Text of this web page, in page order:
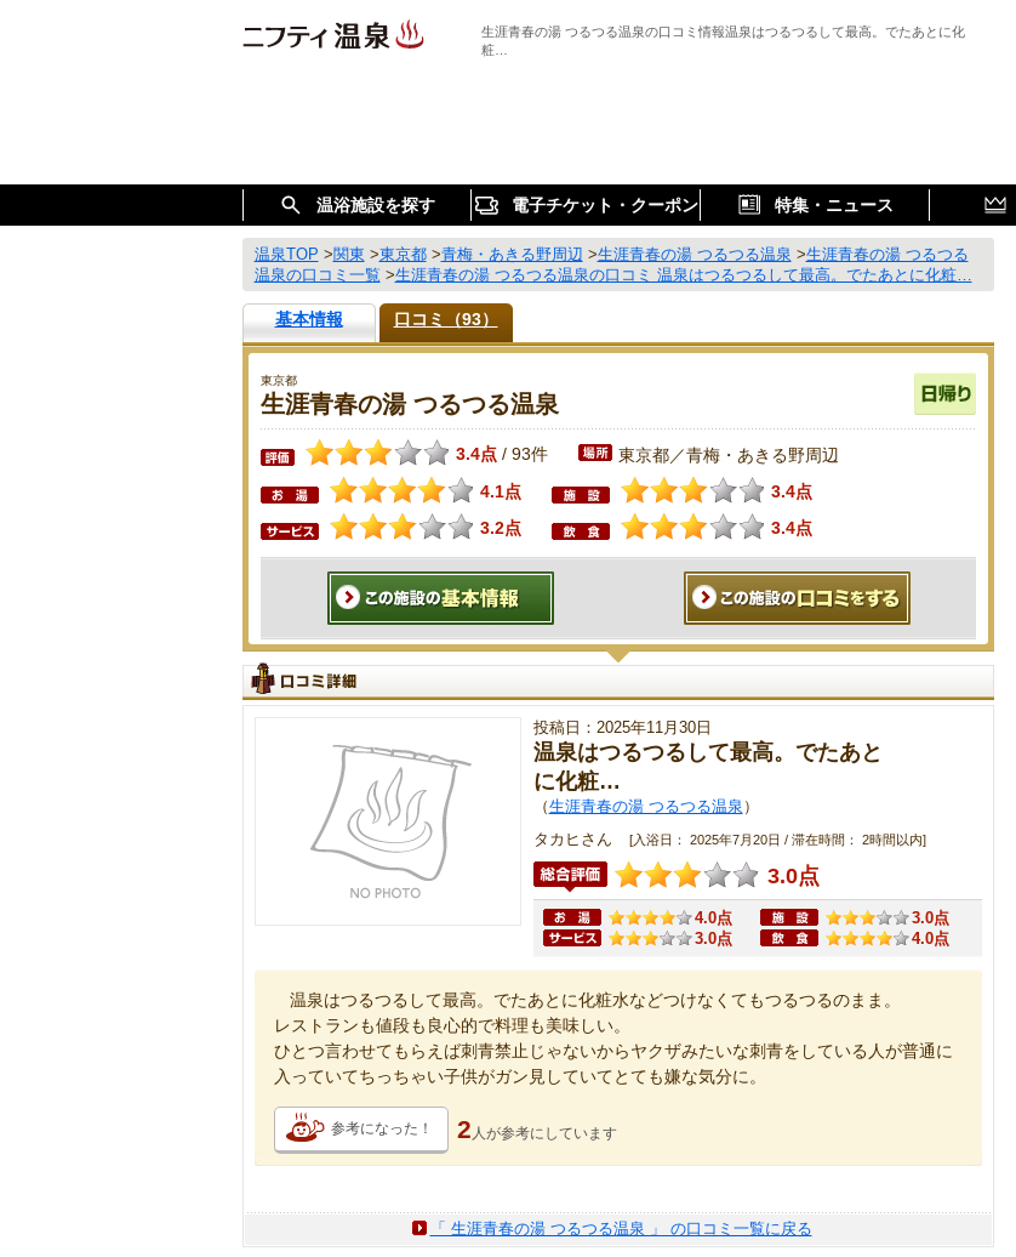
生涯青春の湯 つるつる温泉の口コミ情報温泉はつるつるして最高。でたあとに化
粧…
温浴施設を探す 電子チケット・クーポン 特集・ニュース
温泉TOP >関東 >東京都>青梅・あきる野周辺 >生涯青春の湯 つるつる温泉 >生涯青春の湯 つるつる
温泉の口コミ一覧 >生涯青春の湯 つるつる温泉の口コミ 温泉はつるつるして最高。でたあとに化粧…
基本情報 口コミ（93）
東京都
生涯青春の湯 つるつる温泉
3.4点 / 93件 東京都／青梅・あきる野周辺
4.1点
3.4点
3.2点
3.4点
投稿日：2025年11月30日
温泉はつるつるして最高。でたあと
に化粧…
（生涯青春の湯 つるつる温泉 ）
タカヒさん
[入浴日： 2025年7月20日 / 滞在時間： 2時間以内]
3.0点
4.0点
3.0点
3.0点
4.0点
温泉はつるつるして最高。でたあとに化粧水などつけなくてもつるつるのまま。
レストランも値段も良心的で料理も美味しい。
ひとつ言わせてもらえば刺青禁止じゃないからヤクザみたいな刺青をしている人が普通に
入っていてちっちゃい子供がガン見していてとても嫌な気分に。
参考になった！ 2 人が参考にしています
「 生涯青春の湯 つるつる温泉 」 の口コミ一覧に戻る